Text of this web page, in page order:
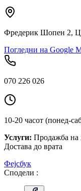
Фредерик Шопен 2,
Погледни на Google
070 226 026
10-20 часот (понед-
Услуги: Продажба на
Достава до врата
Фејсбук
Сподели :